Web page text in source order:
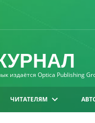
издаётся Optica Publishing
ЧИТАТЕЛЯМ